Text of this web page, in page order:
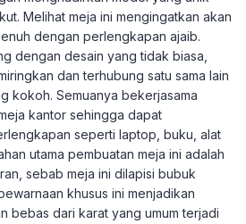
Melihat meja ini mengingatkan akan
dengan perlengkapan ajaib.
dengan desain yang tidak biasa,
dan terhubung satu sama lain
kokoh. Semuanya bekerjasama
kantor sehingga dapat
seperti laptop, buku, alat
utama pembuatan meja ini adalah
sebab meja ini dilapisi bubuk
khusus ini menjadikan
bebas dari karat yang umum terjadi